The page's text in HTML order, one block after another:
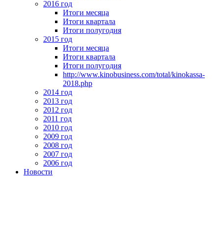
2016 год
Итоги месяца
Итоги квартала
Итоги полугодия
2015 год
Итоги месяца
Итоги квартала
Итоги полугодия
http://www.kinobusiness.com/total/kinokassa-
2018.php
2014 год
2013 год
2012 год
2011 год
2010 год
2009 год
2008 год
2007 год
2006 год
Новости